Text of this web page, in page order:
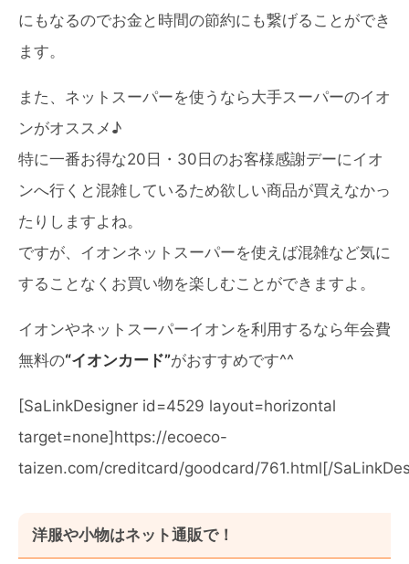
にもなるのでお金と時間の節約にも繋げることができ
ます。
また、ネットスーパーを使うなら大手スーパーのイオ
ンがオススメ♪
特に一番お得な20日・30日のお客様感謝デーにイオ
ンへ行くと混雑しているため欲しい商品が買えなかっ
たりしますよね。
ですが、イオンネットスーパーを使えば混雑など気に
することなくお買い物を楽しむことができますよ。
イオンやネットスーパーイオンを利用するなら年会費
無料の“イオンカード”がおすすめです^^
[SaLinkDesigner id=4529 layout=horizontal
target=none]https://ecoeco-
taizen.com/creditcard/goodcard/761.html[/
洋服や小物はネット通販で！